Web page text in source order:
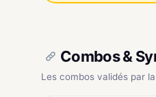
Combos &
Les combos validés par